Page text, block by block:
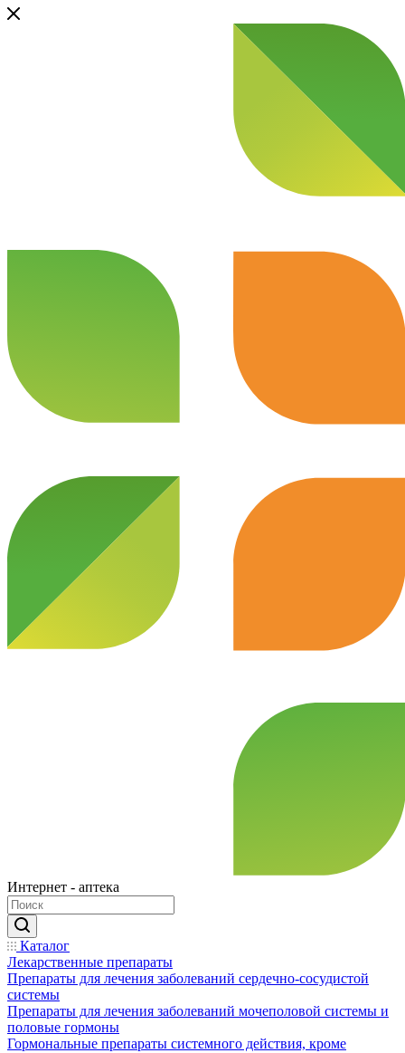
Интернет - аптека
Каталог
Лекарственные препараты
Препараты для лечения заболеваний сердечно-сосудистой
системы
Препараты для лечения заболеваний мочеполовой системы и
половые гормоны
Гормональные препараты системного действия, кроме